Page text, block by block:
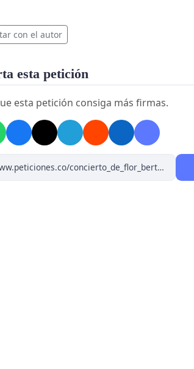
con el autor
esta petición
esta petición consiga más firmas.